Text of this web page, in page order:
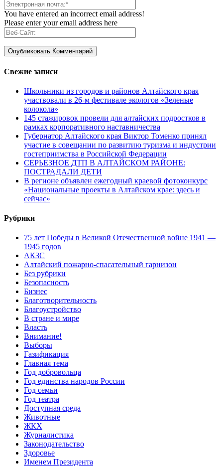
You have entered an incorrect email address!
Please enter your email address here
Свежие записи
Школьники из городов и районов Алтайского края
участвовали в 26-м фестивале экологов «Зеленые
колокола»
145 стажировок провели для алтайских подростков в
рамках корпоративного наставничества
Губернатор Алтайского края Виктор Томенко принял
участие в совещании по развитию туризма и индустрии
гостеприимства в Российской Федерации
СЕРЬЕЗНОЕ ДТП В АЛТАЙСКОМ РАЙОНЕ:
ПОСТРАДАЛИ ДЕТИ
В регионе объявлен ежегодный краевой фотоконкурс
«Национальные проекты в Алтайском крае: здесь и
сейчас»
Рубрики
75 лет Победы в Великой Отечественной войне 1941 —
1945 годов
АКЗС
Алтайский пожарно-спасательный гарнизон
Без рубрики
Безопасность
Бизнес
Благотворительность
Благоустройство
В стране и мире
Власть
Внимание!
Выборы
Газификация
Главная тема
Год добровольца
Год единства народов России
Год семьи
Год театра
Доступная среда
Животные
ЖКХ
Журналистика
Законодательство
Здоровье
Именем Президента